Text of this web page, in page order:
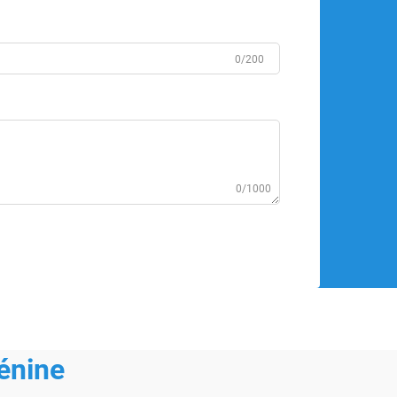
0/200
0/1000